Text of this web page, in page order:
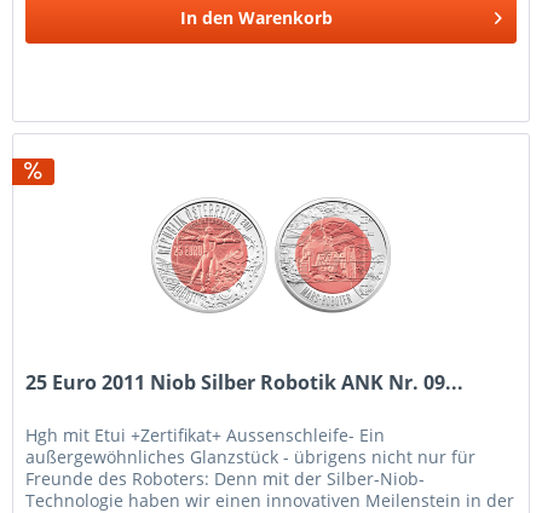
In den Warenkorb
25 Euro 2011 Niob Silber Robotik ANK Nr. 09...
Hgh mit Etui +Zertifikat+ Aussenschleife- Ein
außergewöhnliches Glanzstück - übrigens nicht nur für
Freunde des Roboters: Denn mit der Silber-Niob-
Technologie haben wir einen innovativen Meilenstein in der